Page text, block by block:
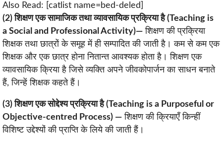
Also Read: [catlist name=bed-deled]
(2) शिक्षण एक सामाजिक तथा व्यावसायिक प्रक्रिया है (Teaching is
a Social and Professional Activity)— शिक्षण की प्रक्रिया
शिक्षक तथा छात्रों के समूह में ही सम्पादित की जाती है। कम से कम एक
शिक्षक और एक छात्र होना नितान्त आवश्यक होता है। शिक्षण एक
व्यावसायिक क्रिया है जिसे व्यक्ति अपने जीवकोपार्जन का साधन बनाते
हैं, जिन्हें शिक्षक कहते हैं।
(3) शिक्षण एक सोद्देश्य प्रक्रिया है (Teaching is a Purposeful or
Objective-centred Process) — शिक्षण की क्रियाएँ किन्हीं
विशिष्ट उद्देश्यों की प्राप्ति के लिये की जाती हैं।